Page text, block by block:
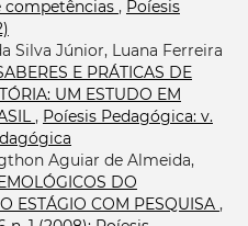
competências , Poíesis
Silva Júnior, Luana Ferreira
E PRÁTICAS DE
UM ESTUDO EM
, Poíesis Pedagógica: v.
Aguiar de Almeida,
DO
ESTÁGIO COM PESQUISA ,